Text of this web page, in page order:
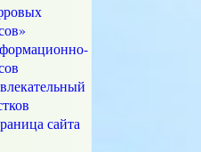
сайта